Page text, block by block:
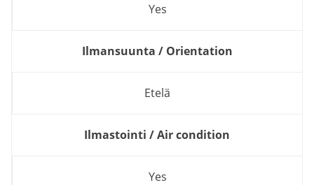
Yes
Ilmansuunta / Orientation
Etelä
Ilmastointi / Air condition
Yes